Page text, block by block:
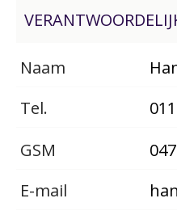
Naam
Tel.
GSM
E-mail